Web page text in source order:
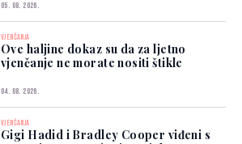
05. 08. 2026.
VJENČANJA
Ove haljine dokaz su da za ljetno
vjenčanje ne morate nositi štikle
04. 08. 2026.
VJENČANJA
Gigi Hadid i Bradley Cooper viđeni s